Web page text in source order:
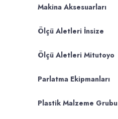
Makina Aksesuarları
Ölçü Aletleri İnsize
Ölçü Aletleri Mitutoyo
Parlatma Ekipmanları
Plastik Malzeme Grubu